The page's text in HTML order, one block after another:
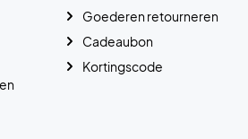
Goederen retourneren
Cadeaubon
Kortingscode